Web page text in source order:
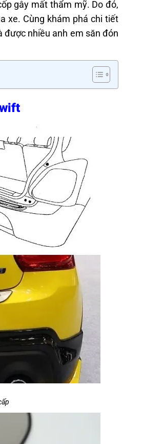
gây mất thẩm mỹ. Do đó,
xe. Cùng khám phá chi tiết
nhiều anh em săn đón